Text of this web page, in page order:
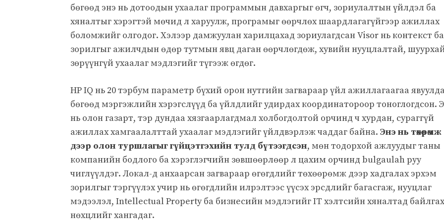
бөгөөд энэ нь дотоодын ухаалаг программын давхаргыг өгч, зориулалтын үйлдэл ба
хяналтыг хэрэгтэй мөчид л харуулж, програмыг өөрчлөх шаардлагагүйгээр ажиллах
боломжийг олгодог. Хэлээр дамжуулан харилцахад зориулагдсан Visor нь контекст ба
зорилгыг ажилчдын өдөр тутмын явц даган өөрчлөгдөж, хувийн нууцлалтай,
зөрүүнгүй ухаалаг мэдлэгийг түгээж өгдөг.
HP IQ нь 20 тэрбум параметр бүхий орон нутгийн загвараар үйл ажиллагаагаа
бөгөөд мэргэжлийн хэрэгслүүд ба үйлдлийг удирдах координатороор тоноглогдсон.
нь олон газарт, тэр дундаа хязгаарлагдмал холбогдолтой орчинд ч хурдан, сураггүй
ажиллах хамгаалалттай ухаалаг мэдлэгийг үйлдвэрлэж чаддаг байна. Энэ нь төхөөрөмж
дээр олон туршлагыг гүйцэтгэхийн тулд бүтээгдсэн, мөн тодорхой ажлуудыг таны
компанийн бодлого ба хэрэглэгчийн зөвшөөрлөөр л цахим орчинд bulgaulah руу
чиглүүлдэг. Локал-д анхаарсан загвараар өгөгдлийг төхөөрөмж дээр хадгалах эрхэм
зорилгыг тэргүүлэх учир нь өгөгдлийн илрэлтээс үүсэх эрсдлийг багасгаж, нууцлаг
мэдээлэл, Intellectual Property ба бизнесийн мэдлэгийг IT хэлтсийн хяналтад байлгах
нөхцлийг хангадаг.